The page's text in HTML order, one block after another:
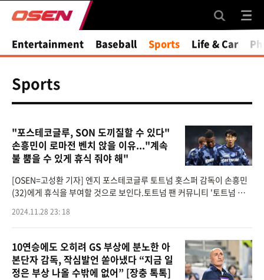
Entertainment Baseball Sports Life & Car
Sports
"포스테코글루, SON 도끼질할 수 있다"
손흥민이 로마전 벤치 앉을 이유..."계속
불 뿜을 수 있게 휴식 줘야 해"
[OSEN=고성환 기자] 엔지 포스테코글루 토트넘 홋스퍼 감독이 손흥민
(32)에게 휴식을 부여할 것으로 보인다.토트넘 팬 커뮤니티 '토트넘 뉴
손흥민을 도끼질
2024.11.28 23: 18
10연승에도 오히려 GS 부상에 분노한 아
본단자 감독, 작심발언 쏟아냈다 “지금 일
정은 부상 나올 수밖에 없어” [장충 톡톡]